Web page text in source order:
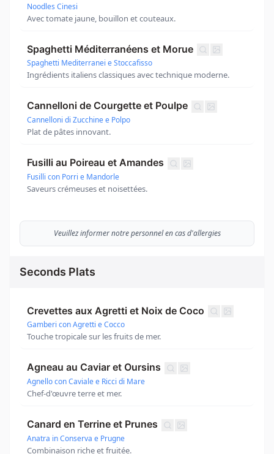
Noodles Cinesi
Avec tomate jaune, bouillon et couteaux.
Spaghetti Méditerranéens et Morue
Spaghetti Mediterranei e Stoccafisso
Ingrédients italiens classiques avec technique moderne.
Cannelloni de Courgette et Poulpe
Cannelloni di Zucchine e Polpo
Plat de pâtes innovant.
Fusilli au Poireau et Amandes
Fusilli con Porri e Mandorle
Saveurs crémeuses et noisettées.
Veuillez informer notre personnel en cas d'allergies
Seconds Plats
Crevettes aux Agretti et Noix de Coco
Gamberi con Agretti e Cocco
Touche tropicale sur les fruits de mer.
Agneau au Caviar et Oursins
Agnello con Caviale e Ricci di Mare
Chef-d'œuvre terre et mer.
Canard en Terrine et Prunes
Anatra in Conserva e Prugne
Combinaison riche et fruitée.